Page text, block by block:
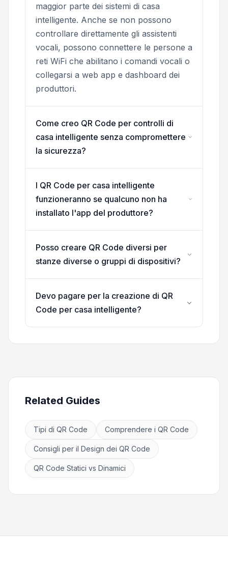
maggior parte dei sistemi di casa
intelligente. Anche se non possono
controllare direttamente gli assistenti
vocali, possono connettere le persone a
reti WiFi che abilitano i comandi vocali o
collegarsi a web app e dashboard dei
produttori.
Come creo QR Code per controlli di
casa intelligente senza compromettere
la sicurezza?
I QR Code per casa intelligente
funzioneranno se qualcuno non ha
installato l'app del produttore?
Posso creare QR Code diversi per
stanze diverse o gruppi di dispositivi?
Devo pagare per la creazione di QR
Code per casa intelligente?
Related Guides
Tipi di QR Code Comprendere i QR Code
Consigli per il Design dei QR Code
QR Code Statici vs Dinamici